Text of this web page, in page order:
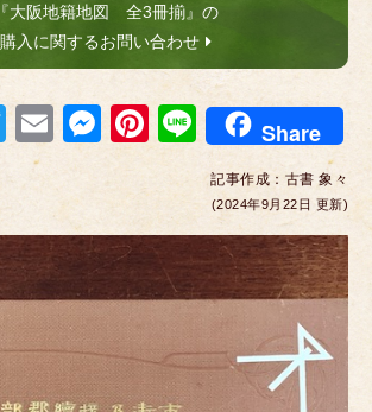
『大阪地籍地図 全3冊揃』の
購入に関するお問い合わせ
T
wi
tt
er
E
m
ail
M
e
ss
e
n
g
er
Pi
er
e
st
Li
n
e
Share
記事作成： 古書 象々
(2024年9月22日 更新)